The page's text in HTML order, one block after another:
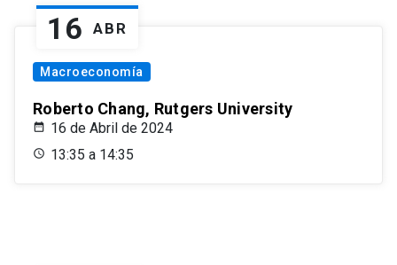
16 ABR
Macroeconomía
Roberto Chang, Rutgers University
16 de Abril de 2024
13:35 a 14:35